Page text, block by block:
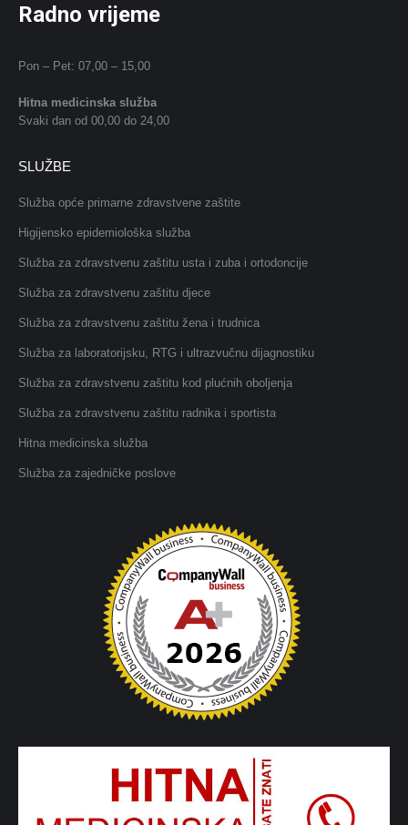
Radno vrijeme
Pon – Pet: 07,00 – 15,00
Hitna medicinska služba
Svaki dan od 00,00 do 24,00
SLUŽBE
Služba opće primarne zdravstvene zaštite
Higijensko epidemiološka služba
Služba za zdravstvenu zaštitu usta i zuba i ortodoncije
Služba za zdravstvenu zaštitu djece
Služba za zdravstvenu zaštitu žena i trudnica
Služba za laboratorijsku, RTG i ultrazvučnu dijagnostiku
Služba za zdravstvenu zaštitu kod plućnih oboljenja
Služba za zdravstvenu zaštitu radnika i sportista
Hitna medicinska služba
Služba za zajedničke poslove